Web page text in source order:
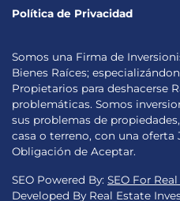
Política de Privacidad
Somos una Firma de
Bienes Raíces;
Propietarios para deshacerse
problemáticas. Somos
sus problemas de
casa o terreno, con una oferta
Obligación de Aceptar.
SEO Powered By: SEO For
Developed By Real Estate